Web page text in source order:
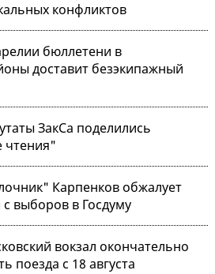
конфликтов
бюллетени в
доставит безэкипажный
ЗакСа поделились
чтения"
Карпенков обжалует
выборов в Госдуму
вокзал окончательно
поезда с 18 августа